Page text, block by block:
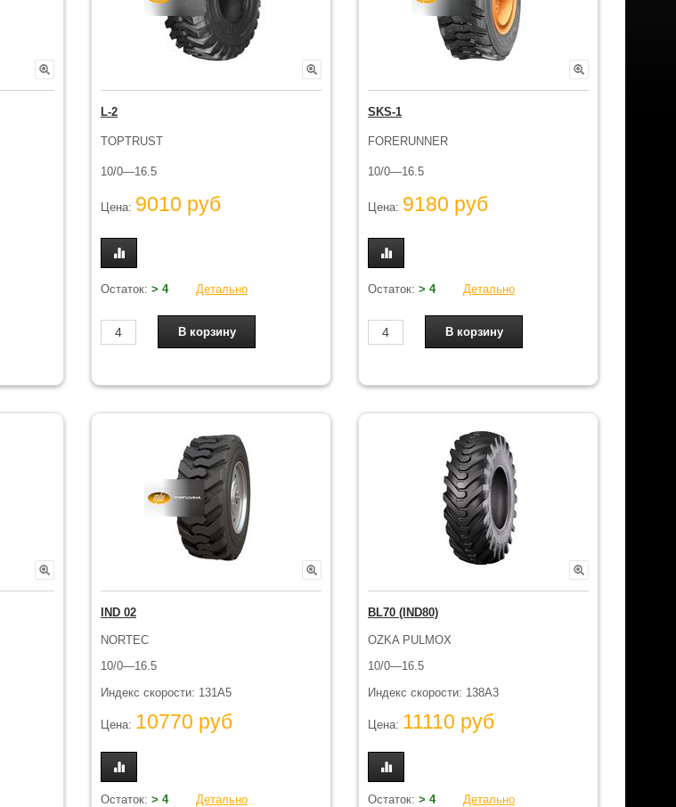
L-2
TOPTRUST
10/0—16.5
Цена: 9010 руб
Остаток: > 4 Детально
SKS-1
FORERUNNER
10/0—16.5
Цена: 9180 руб
Остаток: > 4 Детально
IND 02
NORTEC
10/0—16.5
Индекс скорости: 131A5
Цена: 10770 руб
Остаток: > 4 Детально
BL70 (IND80)
OZKA PULMOX
10/0—16.5
Индекс скорости: 138A3
Цена: 11110 руб
Остаток: > 4 Детально